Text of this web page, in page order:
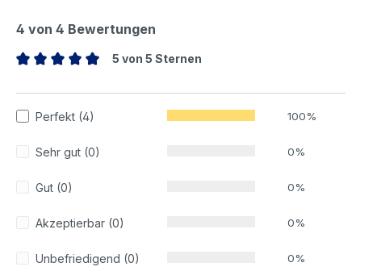
4 von 4 Bewertungen
5 von 5 Sternen
Perfekt (4) 100%
Sehr gut (0) 0%
Gut (0) 0%
Akzeptierbar (0) 0%
Unbefriedigend (0) 0%